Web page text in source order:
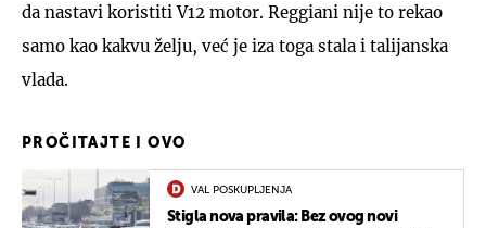
da nastavi koristiti V12 motor. Reggiani nije to rekao
samo kao kakvu želju, već je iza toga stala i talijanska
vlada.
PROČITAJTE I OVO
VAL POSKUPLJENJA
Stigla nova pravila: Bez ovog novi